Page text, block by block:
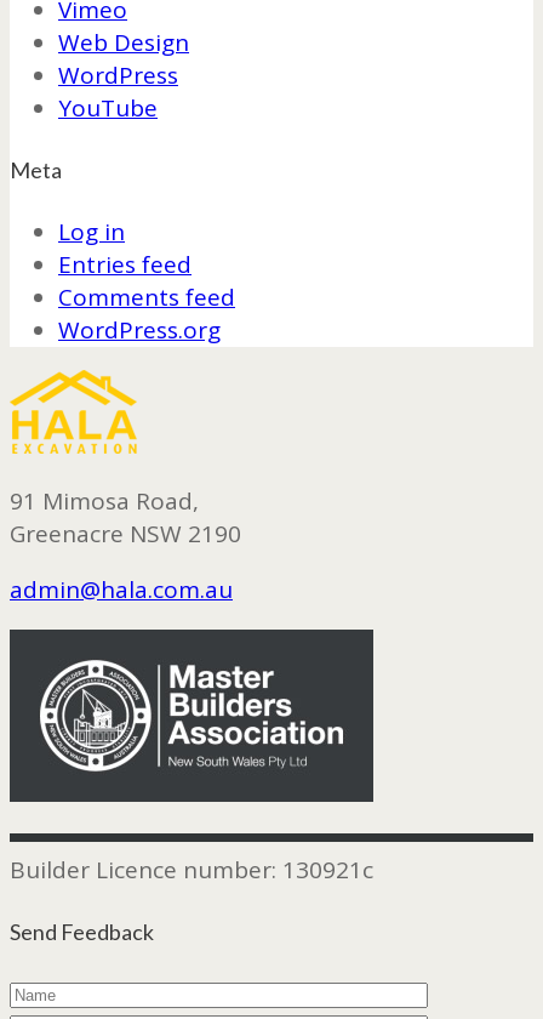
Vimeo
Web Design
WordPress
YouTube
Meta
Log in
Entries feed
Comments feed
WordPress.org
91 Mimosa Road,
Greenacre NSW 2190
admin@hala.com.au
Builder Licence number: 130921c
Send Feedback